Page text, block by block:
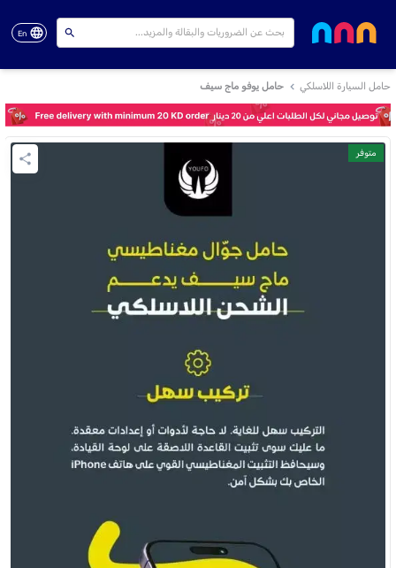
En
حامل السيارة اللاسلكي حامل يوفو ماج سيف
متوفر